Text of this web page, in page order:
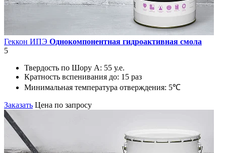
Геккон ИПЭ Однокомпонентная гидроактивная смола
5
Твердость по Шору А: 55 у.е.
Кратность вспенивания до: 15 раз
Минимальная температура отверждения: 5℃
Заказать Цена по запросу